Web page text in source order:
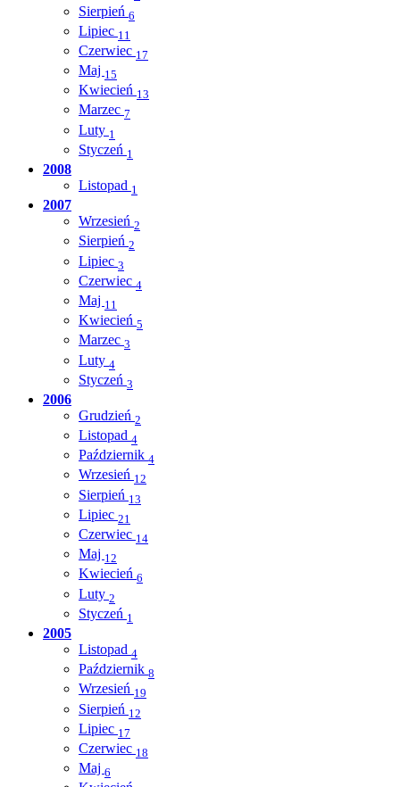
Sierpień 6
Lipiec 11
Czerwiec 17
Maj 15
Kwiecień 13
Marzec 7
Luty 1
Styczeń 1
2008
Listopad 1
2007
Wrzesień 2
Sierpień 2
Lipiec 3
Czerwiec 4
Maj 11
Kwiecień 5
Marzec 3
Luty 4
Styczeń 3
2006
Grudzień 2
Listopad 4
Październik 4
Wrzesień 12
Sierpień 13
Lipiec 21
Czerwiec 14
Maj 12
Kwiecień 6
Luty 2
Styczeń 1
2005
Listopad 4
Październik 8
Wrzesień 19
Sierpień 12
Lipiec 17
Czerwiec 18
Maj 6